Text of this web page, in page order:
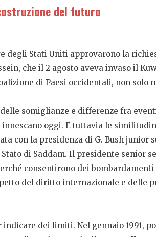
del futuro
degli Stati Uniti approvarono la
che il 2 agosto aveva invaso il
di Paesi occidentali, non solo
somiglianze e differenze fra
oggi. E tuttavia le
con la presidenza di G. Bush
di Saddam. Il presidente senior
consentirono dei
del diritto internazionale e delle
dei limiti. Nel gennaio 1991,